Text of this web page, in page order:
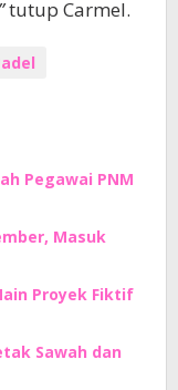
tutup Carmel.
Pegawai PNM
Masuk
Proyek Fiktif
Sawah dan